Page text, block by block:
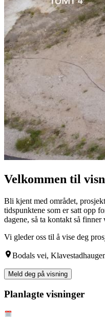
Velkommen til
Bli kjent med området,
tidspunktene som er satt opp
dagene, så ta kontakt så
Vi gleder oss til å vise deg
Bodals vei,
Meld deg på visning
Planlagte visninger